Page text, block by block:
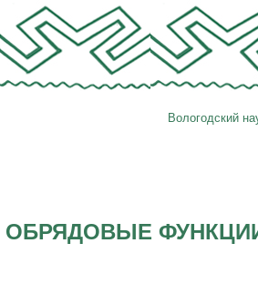
Вологодский
ОБРЯДОВЫЕ